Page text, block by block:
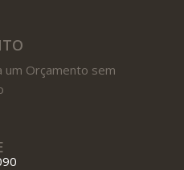
um Orçamento sem